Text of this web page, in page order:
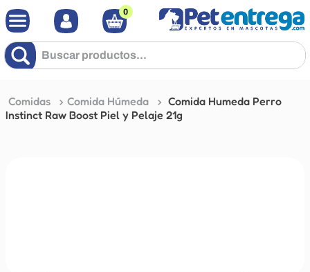
0
Buscar productos...
Comidas Comida Húmeda
Comida Humeda Perro
Instinct Raw Boost Piel y Pelaje 21g